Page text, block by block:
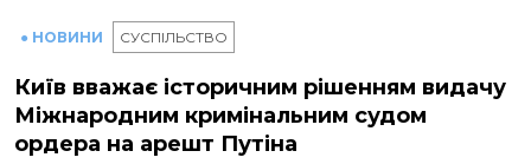
● НОВИНИ СУСПІЛЬСТВО
Київ вважає історичним рішенням видачу
Міжнародним кримінальним судом
ордера на арешт Путіна